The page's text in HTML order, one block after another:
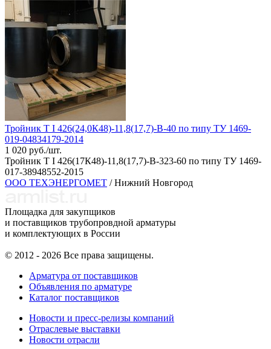
Тройник Т I 426(24,0К48)-11,8(17,7)-В-40 по типу ТУ 1469-
019-04834179-2014
1 020 руб./шт.
Тройник Т I 426(17К48)-11,8(17,7)-В-323-60 по типу ТУ 1469-
017-38948552-2015
ООО ТЕХЭНЕРГОМЕТ / Нижний Новгород
Площадка для закупщиков
и поставщиков трубопровдной арматуры
и комплектующих в России
© 2012 - 2026 Все права защищены.
Арматура от поставщиков
Объявления по арматуре
Каталог поставщиков
Новости и пресс-релизы компаний
Отраслевые выставки
Новости отрасли